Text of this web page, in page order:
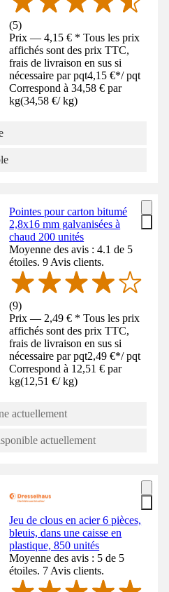
(5)
Prix — 4,15 € * Tous les prix
affichés sont des prix TTC,
frais de livraison en sus si
nécessaire par pqt4,15 €*/ pqt
Correspond à 34,58 € par
kg(34,58 €/ kg)
Pointes pour carton bitumé
2,8x16 mm galvanisées à
chaud 200 unités
Moyenne des avis : 4.1 de 5
étoiles. 9 Avis clients.
(9)
Prix — 2,49 € * Tous les prix
affichés sont des prix TTC,
frais de livraison en sus si
nécessaire par pqt2,49 €*/ pqt
Correspond à 12,51 € par
kg(12,51 €/ kg)
actuellement
actuellement
Jeu de clous en acier 6 pièces,
bleuis, dans une caisse en
plastique, 850 unités
Moyenne des avis : 5 de 5
étoiles. 7 Avis clients.